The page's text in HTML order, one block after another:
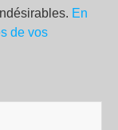
En
de vos